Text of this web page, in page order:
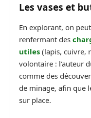
Les vases et
En explorant, on
renfermant des
utiles (lapis, cuivre,
volontaire : l’auteur
comme des
de minage, afin que
sur place.